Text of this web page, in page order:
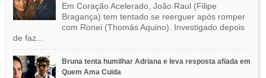
Em Coração Acelerado, João Raul (Filipe
Bragança) tem tentado se reerguer após romper
com Ronei (Thomás Aquino). Investigado depois
de faz...
Bruna tenta humilhar Adriana e leva resposta afiada em
Quem Ama Cuida